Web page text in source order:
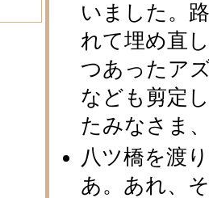
いました。
れて埋め直
つあったア
なども剪定
たみなさま
八ツ橋を渡
あ。あれ、